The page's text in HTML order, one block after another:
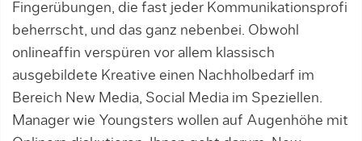
Fingerübun­gen, die fast jeder Kommunikationsprofi
beherrscht, und das ganz nebenbei. Obwohl
onlineaffin verspüren vor allem klassisch
ausgebildete Kreative einen Nachholbedarf im
Bereich New Media, Social Media im Speziellen.
Manager wie Youngsters wollen auf Augenhöhe mit